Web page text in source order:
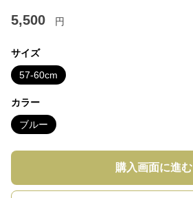
5,500 円
サイズ
57-60cm
カラー
ブルー
購入画面に進む